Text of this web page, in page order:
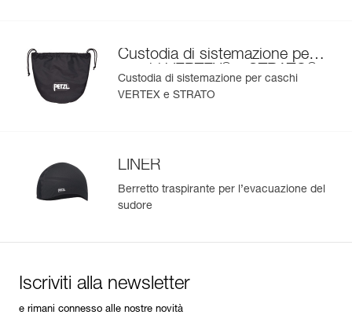
Custodia di sistemazione per
caschi VERTEX
e STRATO
Custodia di sistemazione per caschi
VERTEX e STRATO
LINER
Berretto traspirante per l’evacuazione del
sudore
Iscriviti alla newsletter
e rimani connesso alle nostre novità